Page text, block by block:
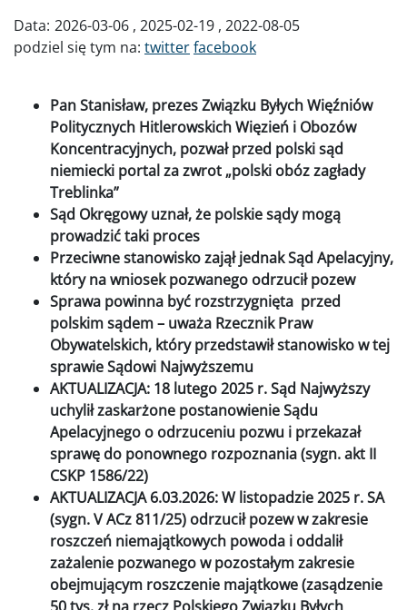
Data: 2026-03-06 2025-02-19 2022-08-05
podziel się tym na: twitterfacebook
Pan Stanisław, prezes Związku Byłych Więźniów
Politycznych Hitlerowskich Więzień i Obozów
Koncentracyjnych, pozwał przed polski sąd
niemiecki portal za zwrot „polski obóz zagłady
Treblinka”
Sąd Okręgowy uznał, że polskie sądy mogą
prowadzić taki proces
Przeciwne stanowisko zajął jednak Sąd Apelacyjny,
który na wniosek pozwanego odrzucił pozew
Sprawa powinna być rozstrzygnięta przed
polskim sądem – uważa Rzecznik Praw
Obywatelskich, który przedstawił stanowisko w tej
sprawieSądowi Najwyższemu
AKTUALIZACJA: 18 lutego 2025 r. Sąd Najwyższy
uchylił zaskarżone postanowienie Sądu
Apelacyjnego o odrzuceniu pozwu i przekazał
sprawę do ponownego rozpoznania (sygn. akt II
CSKP 1586/22)
AKTUALIZACJA 6.03.2026: W listopadzie 2025 r. SA
(sygn. V ACz 811/25) odrzucił pozew w zakresie
roszczeń niemajątkowych powoda i oddalił
zażalenie pozwanego w pozostałym zakresie
obejmującym roszczenie majątkowe (zasądzenie